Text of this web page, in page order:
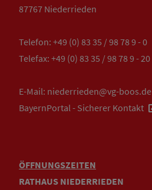
87767 Niederrieden
Telefon: +49 (0) 83 35 / 98 78 9 - 0
Telefax: +49 (0) 83 35 / 98 78 9 - 20
E-Mail: niederrieden@vg-boos.de
BayernPortal - Sicherer Kontakt
ÖFFNUNGSZEITEN
RATHAUS NIEDERRIEDEN